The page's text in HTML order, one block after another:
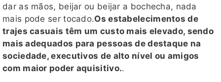
dar as mãos, beijar ou beijar a bochecha, nada
mais pode ser tocado.Os estabelecimentos de
trajes casuais têm um custo mais elevado, sendo
mais adequados para pessoas de destaque na
sociedade, executivos de alto nível ou amigos
com maior poder aquisitivo..